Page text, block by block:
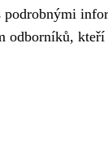
podrobnými
odborníků,